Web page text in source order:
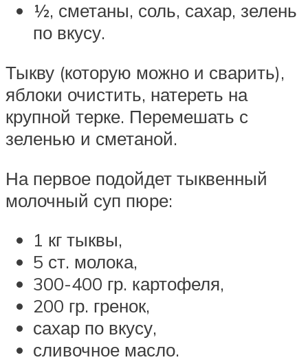
½, сметаны, соль, сахар, зелень
по вкусу.
Тыкву (которую можно и сварить),
яблоки очистить, натереть на
крупной терке. Перемешать с
зеленью и сметаной.
На первое подойдет тыквенный
молочный суп пюре:
1 кг тыквы,
5 ст. молока,
300-400 гр. картофеля,
200 гр. гренок,
сахар по вкусу,
сливочное масло.